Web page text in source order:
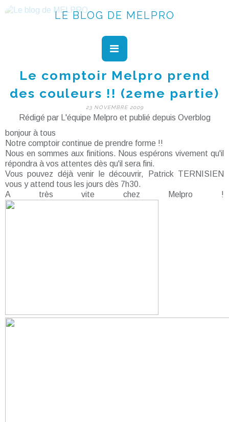
LE BLOG DE MELPRO
Le comptoir Melpro prend
des couleurs !! (2eme partie)
23 NOVEMBRE 2009
Rédigé par L'équipe Melpro et publié depuis Overblog
bonjour à tous
Notre comptoir continue de prendre forme !!
Nous en sommes aux finitions. Nous espérons vivement qu'il
répondra à vos attentes dès qu'il sera fini.
Vous pouvez déjà venir le découvrir, Patrick TERNISIEN
vous y attend tous les jours dès 7h30.
A très vite chez Melpro !